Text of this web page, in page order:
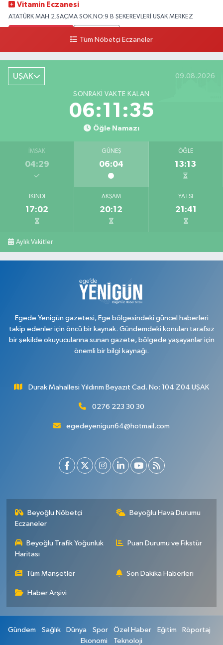
Vitamin Eczanesi
ATATÜRK MAH.2.SAÇMA SOK.NO:9 B ŞEKEREVLERİ UŞAK MERKEZ
Tüm Nöbetçi Eczaneler
UŞAK 09.08.2026
SONRAKI VAKTE KALAN
06:11:34
Öğle Namazı
İMSAK
04:29
GÜNEŞ
06:04
ÖĞLE
13:13
İKINDI
17:02
AKŞAM
20:12
YATSI
21:41
Aylık Vakitler
Egede Yenigün gazetesi, Ege bölgesindeki güncel haberleri
takip edenler için öncü bir kaynak. Gündemdeki konuları tarafsız
bir şekilde okuyucularına sunan gazete, bölgede yaşayanlar için
önemli bir bilgi kaynağı.
Durak Mahallesi Yıldırım Beyazıt Cad. No: 104 Z04 UŞAK
0276 223 30 30
egedeyenigun64@hotmail.com
Beyoğlu Nöbetçi
Eczaneler
Beyoğlu Hava Durumu
Beyoğlu Trafik Yoğunluk
Haritası
Puan Durumu ve Fikstür
Tüm Manşetler Son Dakika Haberleri
Haber Arşivi
Gündem Sağlık Dünya Spor Özel Haber Eğitim
Röportaj
Ekonomi
Teknoloji